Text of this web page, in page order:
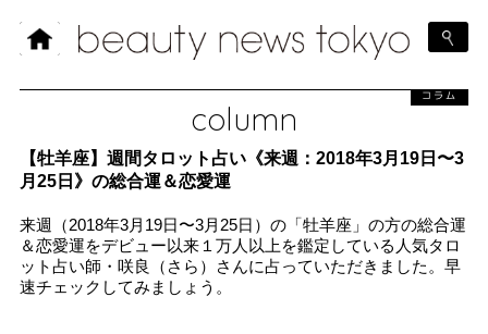
column
コラム
【牡羊座】週間タロット占い《来週：2018年3月19日〜3
月25日》の総合運＆恋愛運
来週（2018年3月19日〜3月25日）の「牡羊座」の方の総合運
＆恋愛運をデビュー以来１万人以上を鑑定している人気タロ
ット占い師・咲良（さら）さんに占っていただきました。早
速チェックしてみましょう。